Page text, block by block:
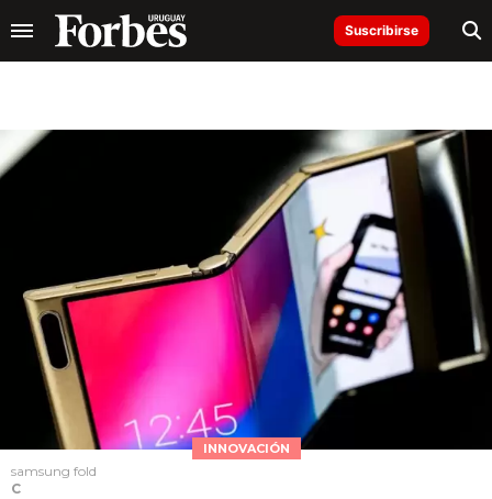
Suscribirse
INNOVACIÓN
samsung fold
C